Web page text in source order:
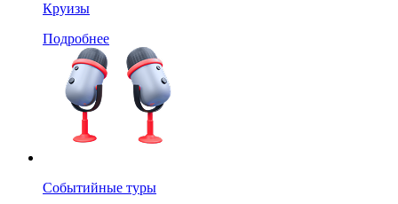
Круизы
Подробнее
Событийные туры